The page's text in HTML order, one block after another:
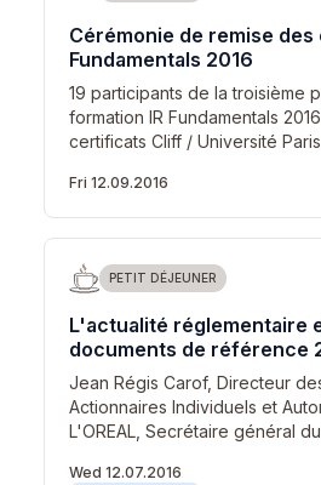
Cérémonie de remise
Fundamentals 2016
19 participants de la troisième
formation IR Fundamentals
certificats Cliff / Université
Fri 12.09.2016
PETIT DÉJEUNER
L'actualité réglementaire
documents de référence
Jean Régis Carof, Directeur
Actionnaires Individuels et
L'OREAL, Secrétaire général
Wed 12.07.2016